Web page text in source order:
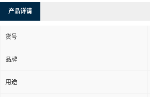
产品详请
货号
品牌
用途